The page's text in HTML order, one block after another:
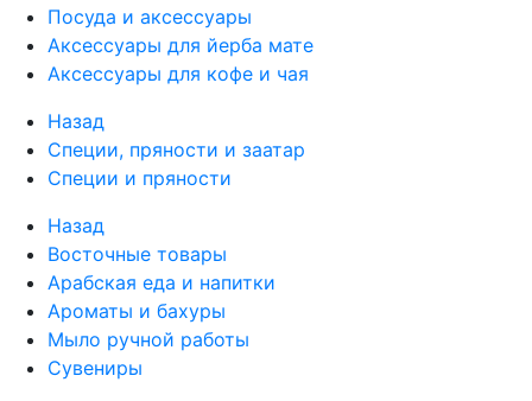
Посуда и аксессуары
Аксессуары для йерба мате
Аксессуары для кофе и чая
Назад
Специи, пряности и заатар
Специи и пряности
Назад
Восточные товары
Арабская еда и напитки
Ароматы и бахуры
Мыло ручной работы
Сувениры